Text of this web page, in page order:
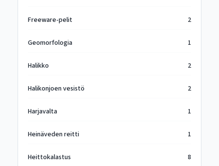
Freeware-pelit 2
Geomorfologia 1
Halikko 2
Halikonjoen vesistö 2
Harjavalta 1
Heinäveden reitti 1
Heittokalastus 8